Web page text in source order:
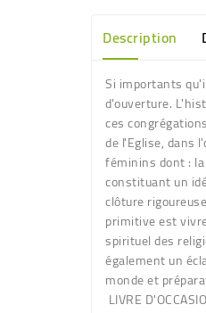
Description
Si importants
d'ouverture.
ces
de l'Eglise, dans
féminins dont :
constituant un
clôture
primitive est
spirituel des
également un
monde et
LIVRE